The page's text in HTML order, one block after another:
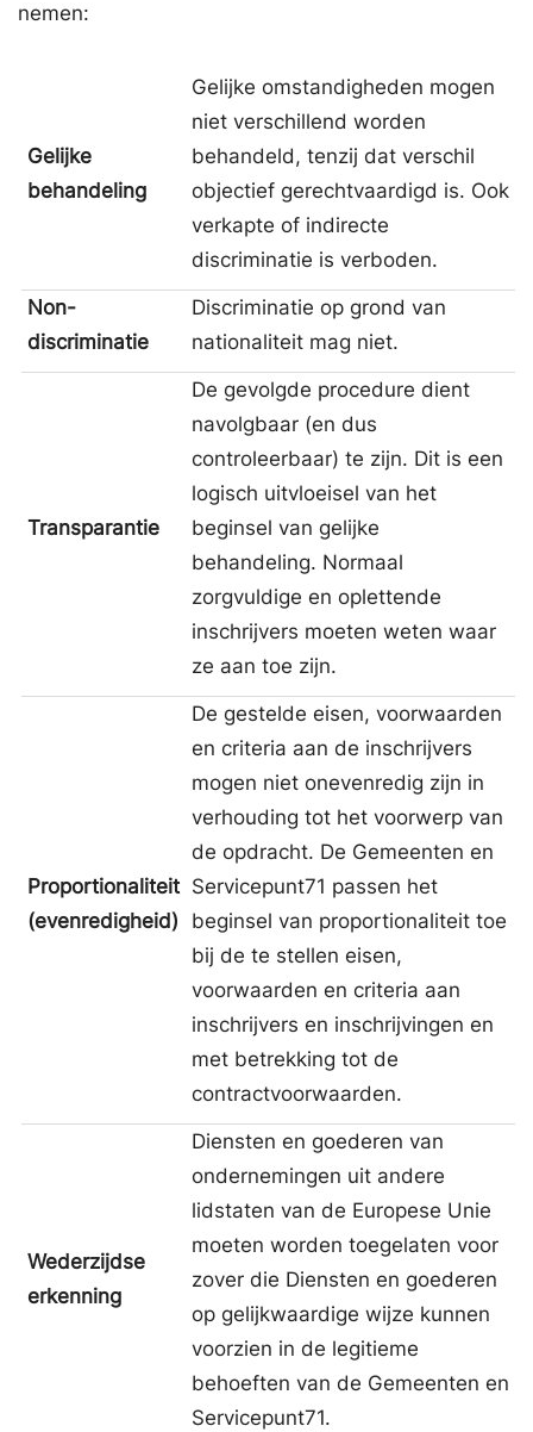
nemen:
Gelijke
behandeling
Gelijke omstandigheden mogen
niet verschillend worden
behandeld, tenzij dat verschil
objectief gerechtvaardigd is. Ook
verkapte of indirecte
discriminatie is verboden.
Non-
discriminatie
Discriminatie op grond van
nationaliteit mag niet.
Transparantie
De gevolgde procedure dient
navolgbaar (en dus
controleerbaar) te zijn. Dit is een
logisch uitvloeisel van het
beginsel van gelijke
behandeling. Normaal
zorgvuldige en oplettende
inschrijvers moeten weten waar
ze aan toe zijn.
Proportionaliteit
(evenredigheid)
De gestelde eisen, voorwaarden
en criteria aan de inschrijvers
mogen niet onevenredig zijn in
verhouding tot het voorwerp van
de opdracht. De Gemeenten en
Servicepunt71 passen het
beginsel van proportionaliteit toe
bij de te stellen eisen,
voorwaarden en criteria aan
inschrijvers en inschrijvingen en
met betrekking tot de
contractvoorwaarden.
Wederzijdse
erkenning
Diensten en goederen van
ondernemingen uit andere
lidstaten van de Europese Unie
moeten worden toegelaten voor
zover die Diensten en goederen
op gelijkwaardige wijze kunnen
voorzien in de legitieme
behoeften van de Gemeenten en
Servicepunt71.